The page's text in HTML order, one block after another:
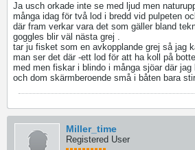
Ja usch orkade inte se med ljud men
många idag för två lod i bredd vid pulpeten
där fram verkar vara det som gäller bland
goggles blir väl nästa grej .
tar ju fisket som en avkopplande grej så jag
man ser det där -ett lod för att ha koll på
med men fiskar i blindo i många sjöar där
och dom skärmberoende små i båten bara
Miller_time
Registered User